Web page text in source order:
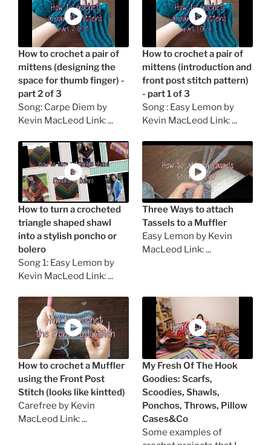
How to crochet a pair of
mittens (designing the
space for thumb finger) -
part 2 of 3
Song: Carpe Diem by
Kevin MacLeod Link: ...
How to crochet a pair of
mittens (introduction and
front post stitch pattern)
- part 1 of 3
Song : Easy Lemon by
Kevin MacLeod Link: ...
How to turn a crocheted
triangle shaped shawl
into a stylish poncho or
bolero
Song 1: Easy Lemon by
Kevin MacLeod Link: ...
Three Ways to attach
Tassels to a Muffler
Easy Lemon by Kevin
MacLeod Link: ...
How to crochet a Muffler
using the Front Post
Stitch (looks like kintted)
Carefree by Kevin
MacLeod Link: ...
My Fresh Of The Hook
Goodies: Scarfs,
Scoodies, Shawls,
Ponchos, Throws, Pillow
Cases&Co
Some examples of